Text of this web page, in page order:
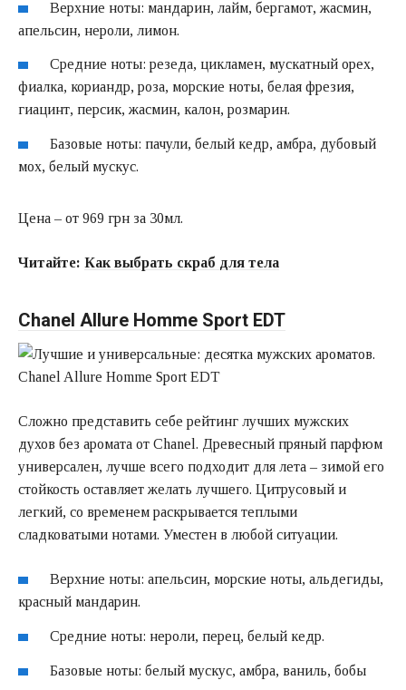
Верхние ноты: мандарин, лайм, бергамот, жасмин,
апельсин, нероли, лимон.
Средние ноты: резеда, цикламен, мускатный орех,
фиалка, кориандр, роза, морские ноты, белая фрезия,
гиацинт, персик, жасмин, калон, розмарин.
Базовые ноты: пачули, белый кедр, амбра, дубовый
мох, белый мускус.
Цена – от 969 грн за 30мл.
Читайте: Как выбрать скраб для тела
Chanel Allure Homme Sport EDT
Сложно представить себе рейтинг лучших мужских
духов без аромата от Chanel. Древесный пряный парфюм
универсален, лучше всего подходит для лета – зимой его
стойкость оставляет желать лучшего. Цитрусовый и
легкий, со временем раскрывается теплыми
сладковатыми нотами. Уместен в любой ситуации.
Верхние ноты: апельсин, морские ноты, альдегиды,
красный мандарин.
Средние ноты: нероли, перец, белый кедр.
Базовые ноты: белый мускус, амбра, ваниль, бобы